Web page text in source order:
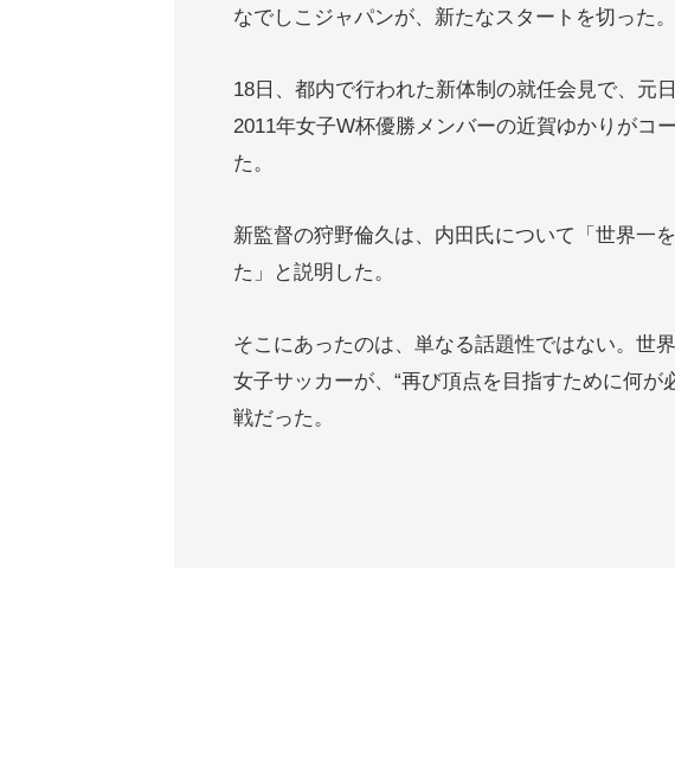
なでしこジャパンが、新たなスタートを切った。
18日、都内で行われた新体制の就任会見で、元
2011年女子W杯優勝メンバーの近賀ゆかりがコ
た。
新監督の狩野倫久は、内田氏について「世界一
た」と説明した。
そこにあったのは、単なる話題性ではない。世
女子サッカーが、“再び頂点を目指すために何が
戦だった。